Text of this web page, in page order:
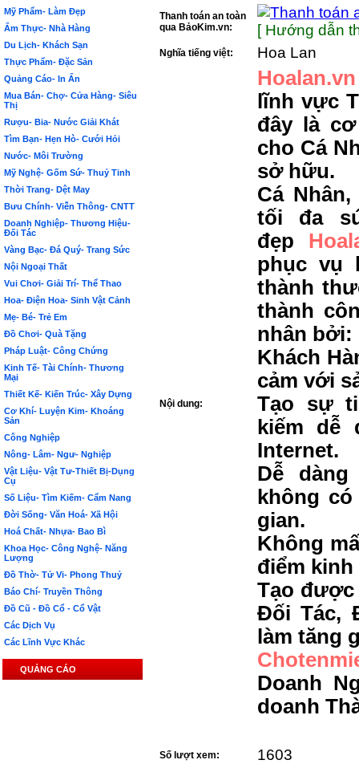
Mỹ Phẩm- Làm Đẹp
Ẩm Thực- Nhà Hàng
Du Lịch- Khách Sạn
Thực Phẩm- Đặc Sản
Quảng Cáo- In Ấn
Mua Bán- Chợ- Cửa Hàng- Siêu
Thị
Rượu- Bia- Nước Giải Khát
Tìm Bạn- Hẹn Hò- Cưới Hỏi
Nước- Môi Trường
Mỹ Nghệ- Gốm Sứ- Thuỷ Tinh
Thời Trang- Dệt May
Bưu Chính- Viễn Thông- CNTT
Doanh Nghiệp- Thương Hiệu-
Đối Tác
Vàng Bạc- Đá Quý- Trang Sức
Nội Ngoại Thất
Vui Chơi- Giải Trí- Thể Thao
Hoa- Điện Hoa- Sinh Vật Cảnh
Mẹ- Bé- Trẻ Em
Đồ Chơi- Quà Tặng
Pháp Luật- Công Chứng
Kinh Tế- Tài Chính- Thương
Mại
Thiết Kế- Kiến Trúc- Xây Dựng
Cơ Khí- Luyện Kim- Khoáng
Sản
Công Nghiệp
Nông- Lâm- Ngư- Nghiệp
Vật Liệu- Vật Tư-Thiết Bị-Dụng
Cụ
Số Liệu- Tìm Kiếm- Cẩm Nang
Đời Sống- Văn Hoá- Xã Hội
Hoá Chất- Nhựa- Bao Bì
Khoa Học- Công Nghệ- Năng
Lượng
Đồ Thờ- Tử Vi- Phong Thuỷ
Báo Chí- Truyền Thông
Đồ Cũ - Đồ Cổ - Cổ Vật
Các Dịch Vụ
Các Lĩnh Vực Khác
QUẢNG CÁO
Thanh toán an toàn
qua BảoKim.vn:
[ Hướng dẫn
Nghĩa tiếng việt: Hoa Lan
Nội dung:
Hoalan.vn
lĩnh vực
đây là
cho Cá
sở hữu.
Cá
tối đa
đẹp
phục vụ
thành
thành
nhân bởi:
Khách
cảm với
Tạo sự
kiếm dễ
Internet.
Dễ
không
gian.
Không
điểm kinh
Tạo được
Đối Tác,
làm tăng
Doanh
doanh
Số lượt xem:
1603